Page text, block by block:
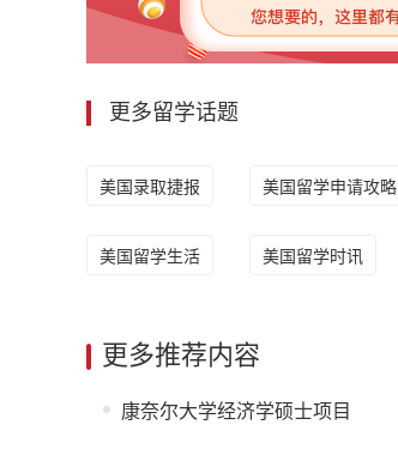
更多留学话题
美国录取捷报 美国留学申请攻略
美国留学生活 美国留学时讯
更多推荐内容
康奈尔大学经济学硕士项目